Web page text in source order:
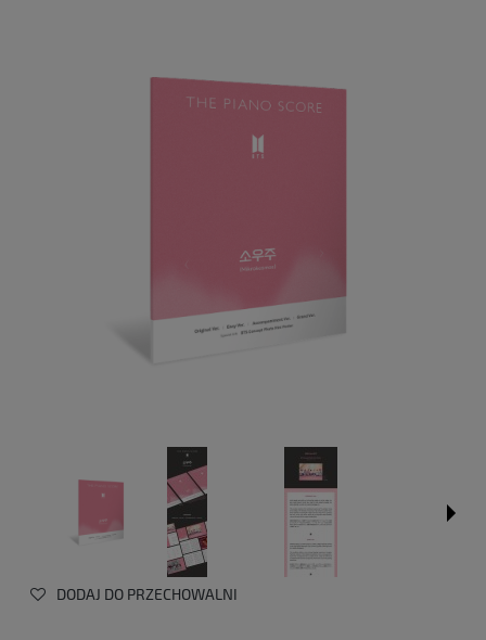
DODAJ DO PRZECHOWALNI